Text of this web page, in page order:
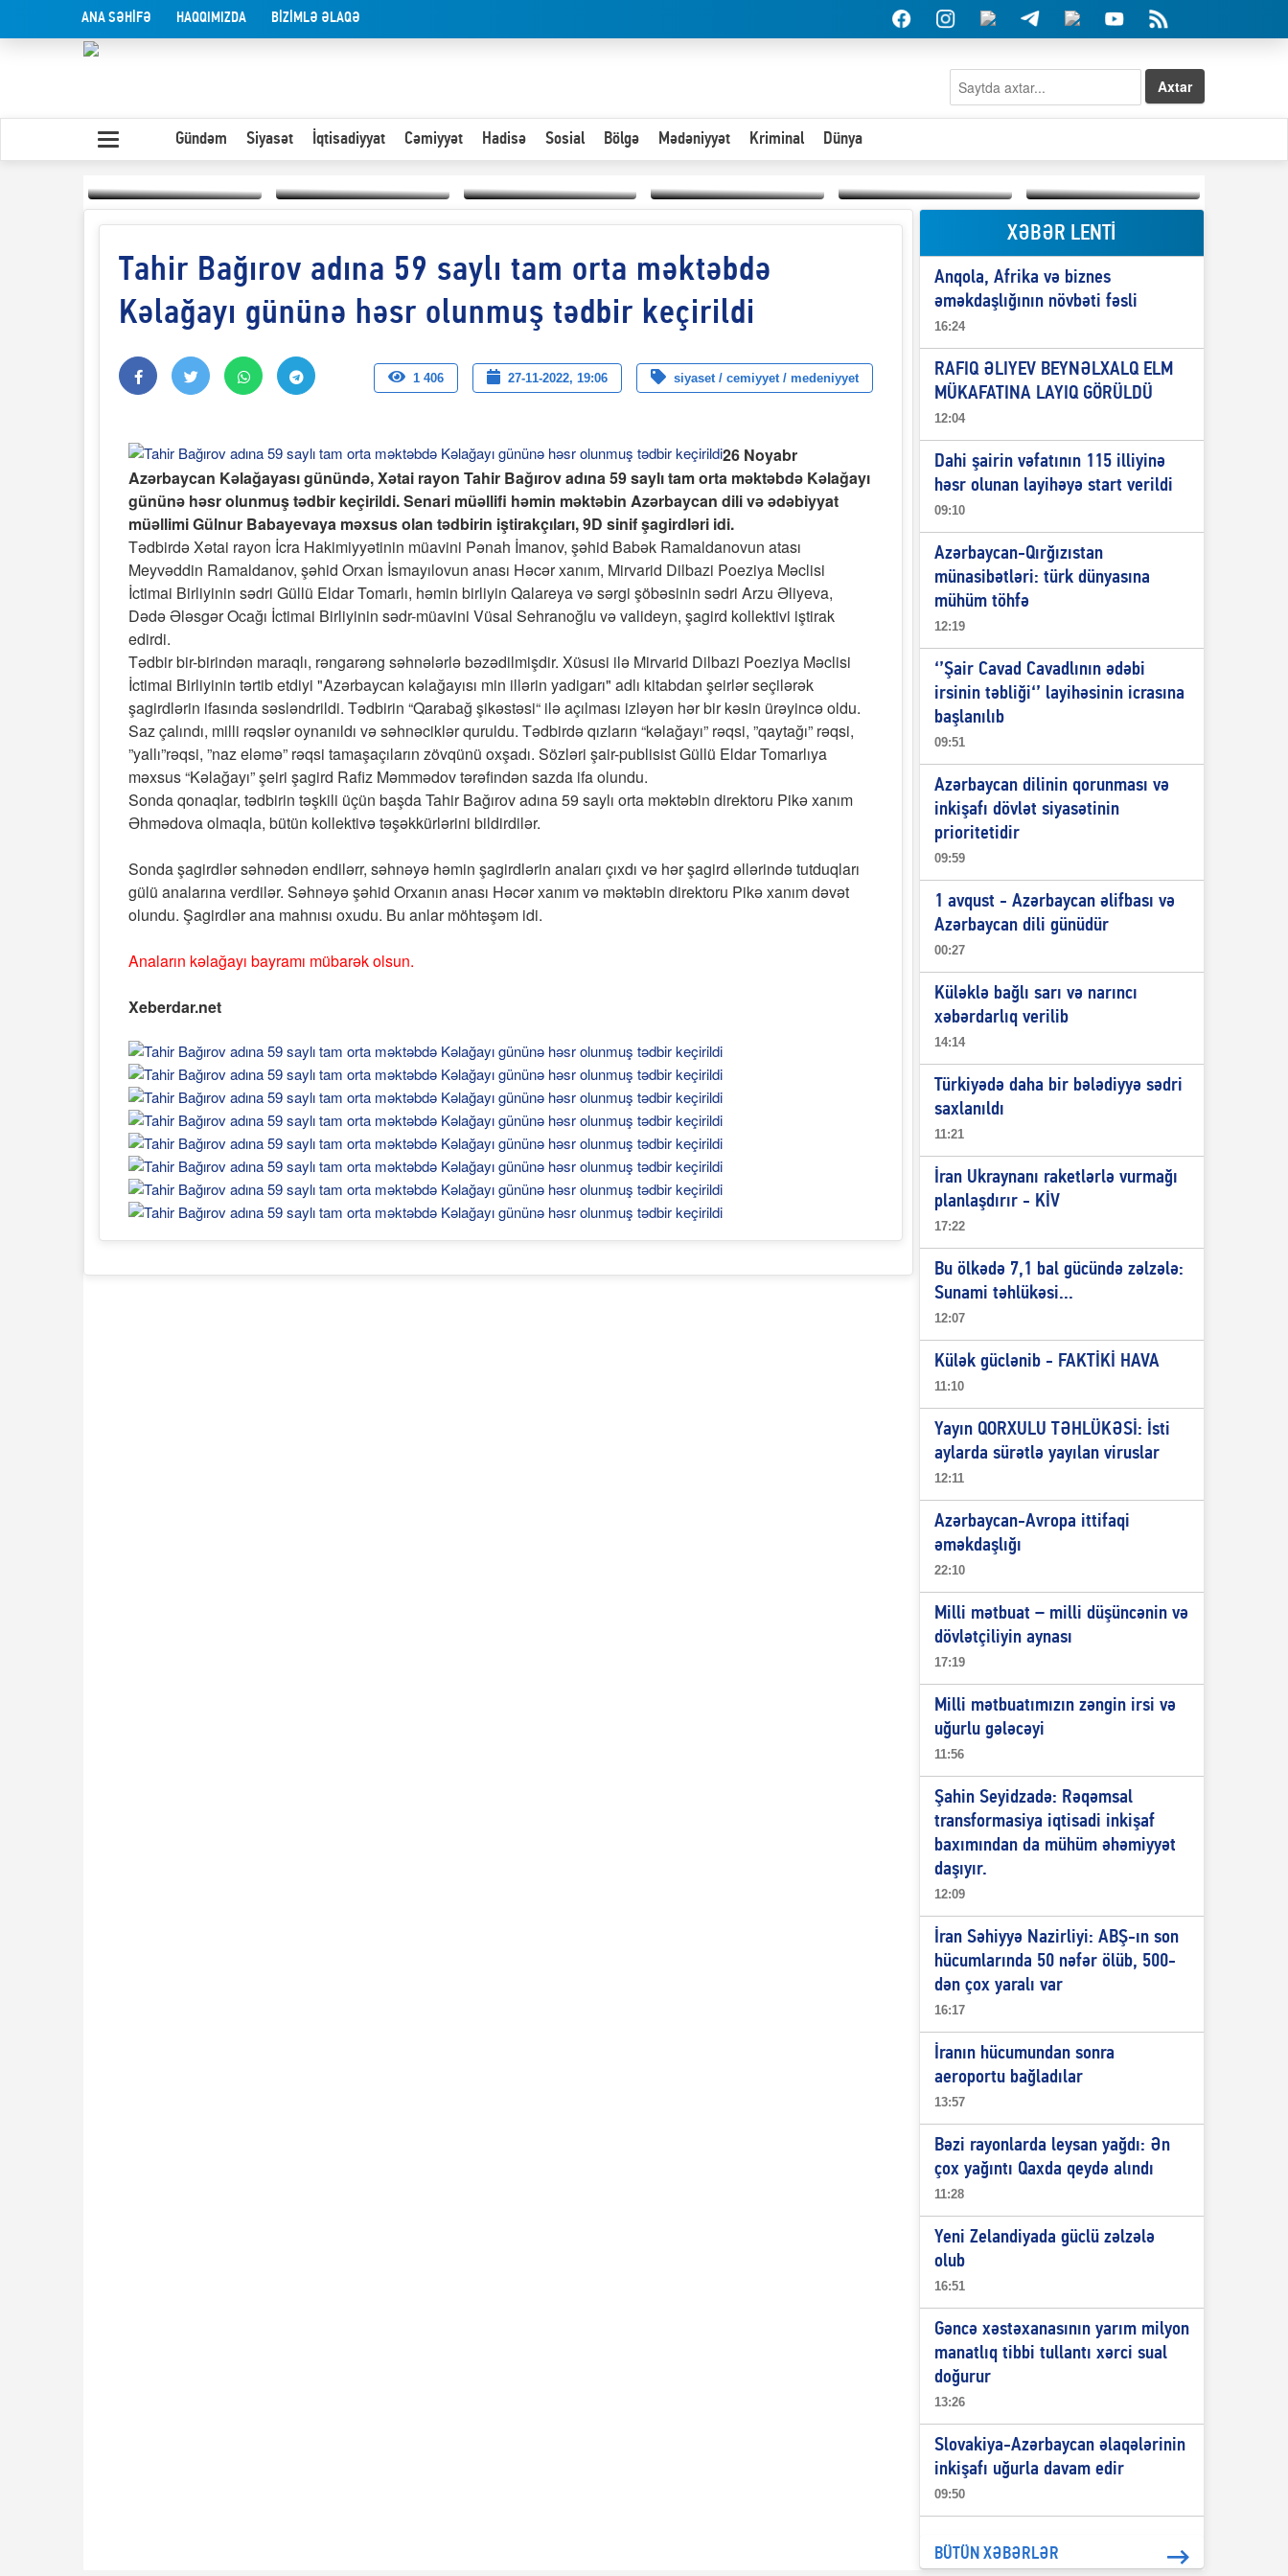
ANA SƏHİFƏ HAQQIMIZDA BİZİMLƏ ƏLAQƏ
Axtar
Gündəm Siyasət İqtisadiyyat Cəmiyyət Hadisə Sosial Bölgə Mədəniyyət Kriminal Dünya
Yaxın Şərqdəki
müharibənin qısa
təhlili
Olduğu kimi görünən
insan
Paytaxta giriş vizası —
"Xoş gəldin, cibində
Hər an ən çətin savaşa
hazır olmalıyıq-
ZƏLİMXAN
MƏMMƏDLİ YAZIR
“Qeyri-səlis məntiq və
dil-nitq” elmimizə
Elşad Abdullayevin
erməniləri
maliyyələşdirən oğlu
niyə Azərbaycana
ekstradisiya olunmur?
Tahir Bağırov adına 59 saylı tam orta məktəbdə
Kəlağayı gününə həsr olunmuş tədbir keçirildi
1 406 27-11-2022, 19:06 siyaset / cemiyyet / medeniyyet
26 Noyabr
Azərbaycan Kəlağayası günündə, Xətai rayon Tahir Bağırov adına 59 saylı tam orta məktəbdə Kəlağayı
gününə həsr olunmuş tədbir keçirildi. Senari müəllifi həmin məktəbin Azərbaycan dili və ədəbiyyat
müəllimi Gülnur Babayevaya məxsus olan tədbirin iştirakçıları, 9D sinif şagirdləri idi.
Tədbirdə Xətai rayon İcra Hakimiyyətinin müavini Pənah İmanov, şəhid Babək Ramaldanovun atası
Meyvəddin Ramaldanov, şəhid Orxan İsmayılovun anası Həcər xanım, Mirvarid Dilbazi Poeziya Məclisi
İctimai Birliyinin sədri Güllü Eldar Tomarlı, həmin birliyin Qalareya və sərgi şöbəsinin sədri Arzu Əliyeva,
Dədə Ələsgər Ocağı İctimai Birliyinin sədr-müavini Vüsal Sehranoğlu və valideyn, şagird kollektivi iştirak
edirdi.
Tədbir bir-birindən maraqlı, rəngarəng səhnələrlə bəzədilmişdir. Xüsusi ilə Mirvarid Dilbazi Poeziya Məclisi
İctimai Birliyinin tərtib etdiyi "Azərbaycan kəlağayısı min illərin yadigarı" adlı kitabdan şeirlər seçilərək
şagirdlərin ifasında səsləndrildi. Tədbirin “Qarabağ şikəstəsi“ ilə açılması izləyən hər bir kəsin ürəyincə oldu.
Saz çalındı, milli rəqslər oynanıldı və səhnəciklər quruldu. Tədbirdə qızların “kəlağayı” rəqsi, ”qaytağı” rəqsi,
”yallı”rəqsi, ”naz eləmə” rəqsi tamaşaçıların zövqünü oxşadı. Sözləri şair-publisist Güllü Eldar Tomarlıya
məxsus “Kəlağayı” şeiri şagird Rafiz Məmmədov tərəfindən sazda ifa olundu.
Sonda qonaqlar, tədbirin təşkili üçün başda Tahir Bağırov adına 59 saylı orta məktəbin direktoru Pikə xanım
Əhmədova olmaqla, bütün kollektivə təşəkkürlərini bildirdilər.
Sonda şagirdlər səhnədən endilərr, səhnəyə həmin şagirdlərin anaları çıxdı və hər şagird əllərində tutduqları
gülü analarına verdilər. Səhnəyə şəhid Orxanın anası Həcər xanım və məktəbin direktoru Pikə xanım dəvət
olundu. Şagirdlər ana mahnısı oxudu. Bu anlar möhtəşəm idi.
Anaların kəlağayı bayramı mübarək olsun.
Xeberdar.net
XƏBƏR LENTİ
Anqola, Afrika və biznes
əməkdaşlığının növbəti fəsli
16:24
RAFIQ ƏLIYEV BEYNƏLXALQ ELM
MÜKAFATINA LAYIQ GÖRÜLDÜ
12:04
Dahi şairin vəfatının 115 illiyinə
həsr olunan layihəyə start verildi
09:10
Azərbaycan-Qırğızıstan
münasibətləri: türk dünyasına
mühüm töhfə
12:19
‘’Şair Cavad Cavadlının ədəbi
irsinin təbliği‘’ layihəsinin icrasına
başlanılıb
09:51
Azərbaycan dilinin qorunması və
inkişafı dövlət siyasətinin
prioritetidir
09:59
1 avqust - Azərbaycan əlifbası və
Azərbaycan dili günüdür
00:27
Küləklə bağlı sarı və narıncı
xəbərdarlıq verilib
14:14
Türkiyədə daha bir bələdiyyə sədri
saxlanıldı
11:21
İran Ukraynanı raketlərlə vurmağı
planlaşdırır - KİV
17:22
Bu ölkədə 7,1 bal gücündə zəlzələ:
Sunami təhlükəsi...
12:07
Külək güclənib - FAKTİKİ HAVA
11:10
Yayın QORXULU TƏHLÜKƏSİ: İsti
aylarda sürətlə yayılan viruslar
12:11
Azərbaycan-Avropa ittifaqi
əməkdaşlığı
22:10
Milli mətbuat – milli düşüncənin və
dövlətçiliyin aynası
17:19
Milli mətbuatımızın zəngin irsi və
uğurlu gələcəyi
11:56
Şahin Seyidzadə: Rəqəmsal
transformasiya iqtisadi inkişaf
baxımından da mühüm əhəmiyyət
daşıyır.
12:09
İran Səhiyyə Nazirliyi: ABŞ-ın son
hücumlarında 50 nəfər ölüb, 500-
dən çox yaralı var
16:17
İranın hücumundan sonra
aeroportu bağladılar
13:57
Bəzi rayonlarda leysan yağdı: Ən
çox yağıntı Qaxda qeydə alındı
11:28
Yeni Zelandiyada güclü zəlzələ
olub
16:51
Gəncə xəstəxanasının yarım milyon
manatlıq tibbi tullantı xərci sual
doğurur
13:26
Slovakiya-Azərbaycan əlaqələrinin
inkişafı uğurla davam edir
09:50
BÜTÜN XƏBƏRLƏR